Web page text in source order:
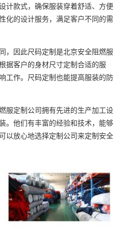
计款式，确保服装穿着舒适、方便
化的设计服务，满足客户不同的需
，因此尺码定制是北京安全阻燃服
据客户的身材尺寸定制合适的服
工作。尺码定制也能提高服装的防
服定制公司拥有先进的生产加工设
。他们有丰富的经验和技术，能够
以放心地选择定制公司来定制安全